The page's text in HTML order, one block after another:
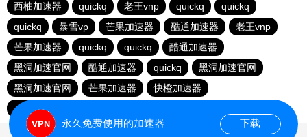
西柚加速器
quickq 老王vnp quickq
quickq
quickq
暴雪vp 芒果加速器 酷通加速器
老王vnp
芒果加速器
quickq quickq
酷通加速器
黑洞加速官网
酷通加速器 quickq
黑洞加速官网
黑洞加速官网
芒果加速器
快橙加速器
小猫咪ciash加速器
永久免费使用的加速器 下载